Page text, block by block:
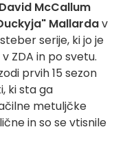
David McCallum
Mallardav
serije, ki jo je
ZDA in po svetu.
prvih 15 sezon
ki sta ga
metuljčke
in so se vtisnile